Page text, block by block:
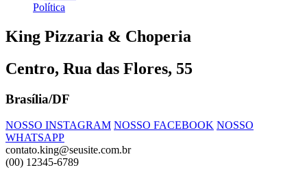
Política
King Pizzaria & Choperia
Centro, Rua das Flores, 55
Brasília/DF
NOSSO INSTAGRAM NOSSO FACEBOOK NOSSO
WHATSAPP
contato.king@seusite.com.br
(00) 12345-6789